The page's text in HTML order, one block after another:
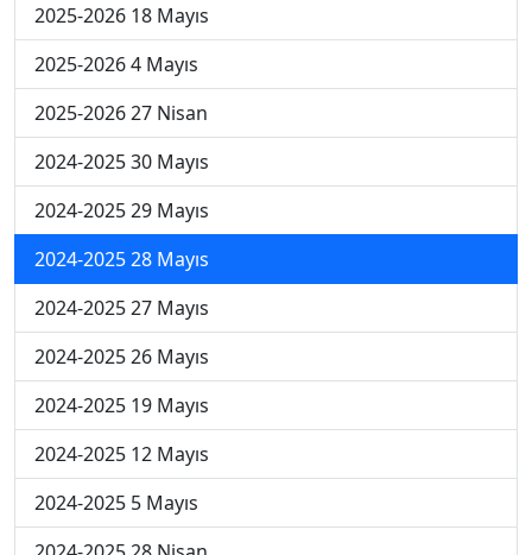
2025-2026 18 Mayıs
2025-2026 4 Mayıs
2025-2026 27 Nisan
2024-2025 30 Mayıs
2024-2025 29 Mayıs
2024-2025 28 Mayıs
2024-2025 27 Mayıs
2024-2025 26 Mayıs
2024-2025 19 Mayıs
2024-2025 12 Mayıs
2024-2025 5 Mayıs